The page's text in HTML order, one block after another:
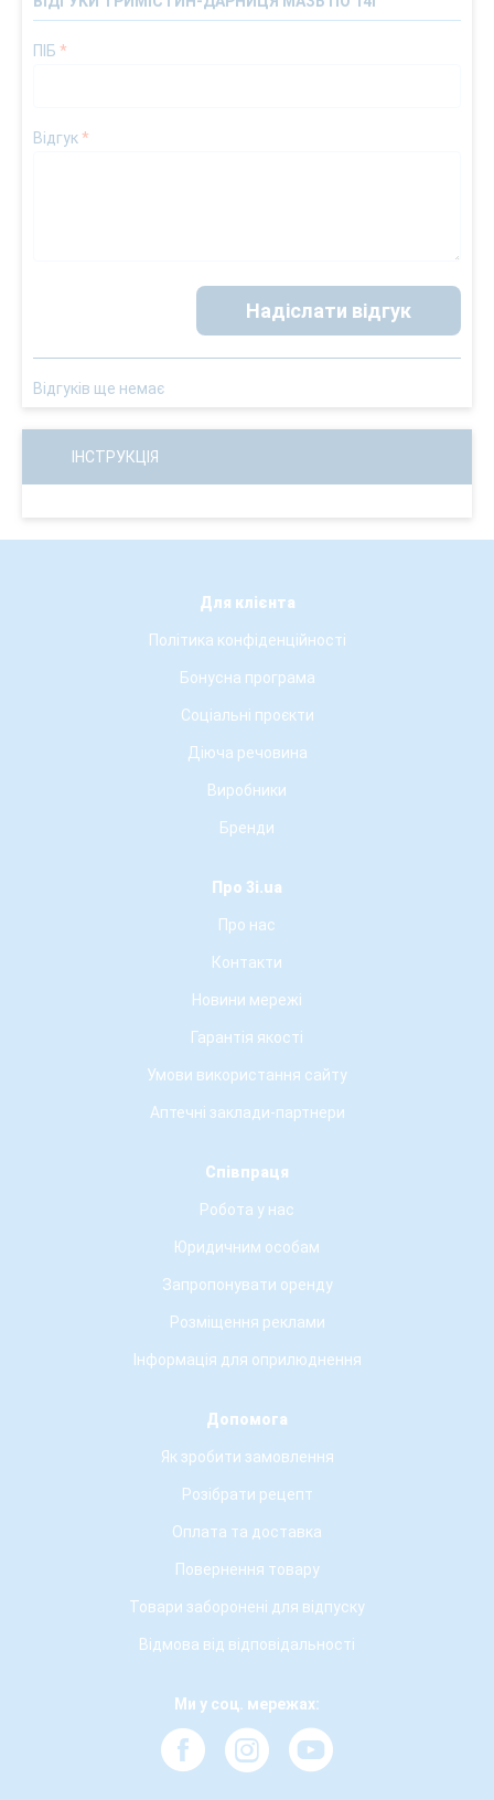
ПІБ *
Відгук*
Надіслати відгук
Відгуків ще немає
ІНСТРУКЦІЯ
Для клієнта
Політика конфіденційності
Бонусна програма
Соціальні проєкти
Діюча речовина
Виробники
Бренди
Про 3i.ua
Про нас
Контакти
Новини мережі
Гарантія якості
Умови використання сайту
Аптечні заклади-партнери
Співпраця
Робота у нас
Юридичним особам
Запропонувати оренду
Розміщення реклами
Інформація для оприлюднення
Допомога
Як зробити замовлення
Розібрати рецепт
Оплата та доставка
Повернення товару
Товари заборонені для відпуску
Відмова від відповідальності
Ми у соц. мережах: